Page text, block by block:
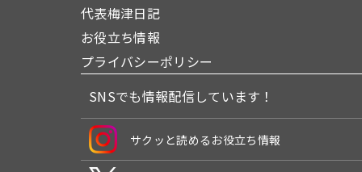
代表梅津日記
お役立ち情報
プライバシーポリシー
SNSでも情報配信しています！
サクッと読めるお役立ち情報